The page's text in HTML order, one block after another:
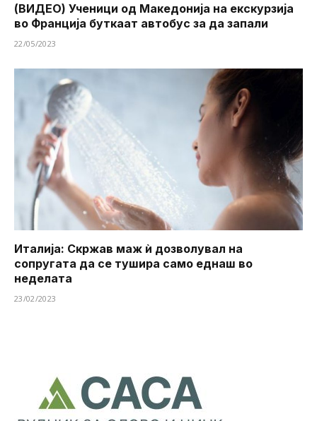
(ВИДЕО) Ученици од Македонија на екскурзија
во Франција буткаат автобус за да запали
22/05/2023
Италија: Скржав маж ѝ дозволувал на
сопругата да се тушира ​​само еднаш во
неделата
23/02/2023